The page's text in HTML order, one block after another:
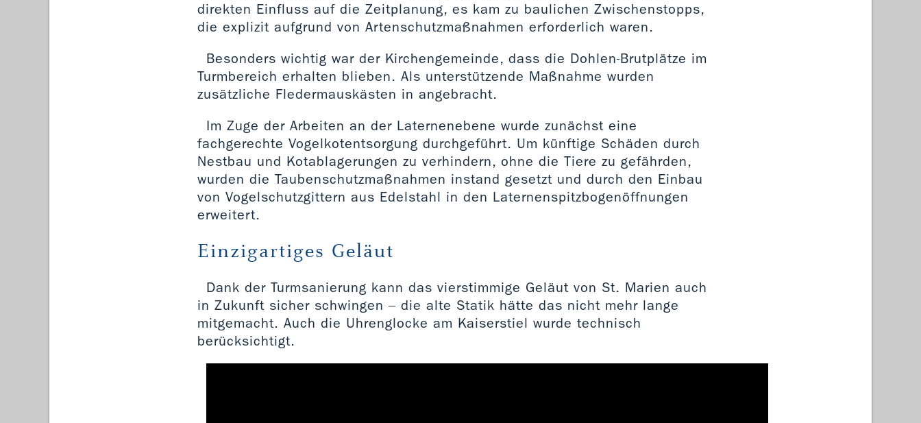
direkten Einfluss auf die Zeitplanung, es kam zu baulichen Zwischenstopps,
die explizit aufgrund von Artenschutzmaßnahmen erforderlich waren.
Besonders wichtig war der Kirchengemeinde, dass die Dohlen-Brutplätze im
Turmbereich erhalten blieben. Als unterstützende Maßnahme wurden
zusätzliche Fledermauskästen in angebracht.
Im Zuge der Arbeiten an der Laternenebene wurde zunächst eine
fachgerechte Vogelkotentsorgung durchgeführt. Um künftige Schäden durch
Nestbau und Kotablagerungen zu verhindern, ohne die Tiere zu gefährden,
wurden die Taubenschutzmaßnahmen instand gesetzt und durch den Einbau
von Vogelschutzgittern aus Edelstahl in den Laternenspitzbogenöffnungen
erweitert.
Einzigartiges Geläut
Dank der Turmsanierung kann das vierstimmige Geläut von St. Marien auch
in Zukunft sicher schwingen – die alte Statik hätte das nicht mehr lange
mitgemacht. Auch die Uhrenglocke am Kaiserstiel wurde technisch
berücksichtigt.